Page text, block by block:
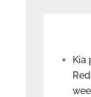
Kia